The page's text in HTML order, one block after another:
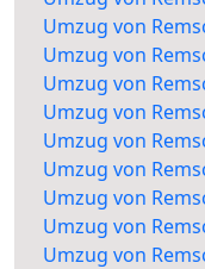
Umzug von
Umzug von
Umzug von
Umzug von
Umzug von
Umzug von
Umzug von
Umzug von
Umzug von